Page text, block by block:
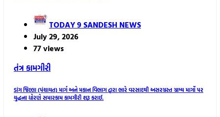
TODAY 9 SANDESH NEWS
July 29, 2026
77 views
તંત્ર કામગીરી
ડાંગ જિલ્લા (પંચાયત) માર્ગ અને મકાન વિભાગ દ્વારા ભારે વરસાદથી અસરગ્રસ્ત ગ્રામ્ય માર્ગો પર
યુદ્ધના ધોરણે સમારકામ કામગીરી શરૂ કરાઈ.